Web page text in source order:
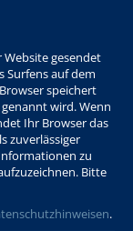
gesendet
Surfens auf dem
speichert
wird. Wenn
Ihr Browser das
zuverlässiger
zu
Bitte
.
Login
Kontakt Sitemap